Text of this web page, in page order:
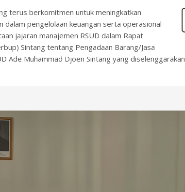
terus berkomitmen untuk meningkatkan
dalam pengelolaan keuangan serta operasional
jajaran manajemen RSUD dalam Rapat
Sintang tentang Pengadaan Barang/Jasa
Ade Muhammad Djoen Sintang yang diselenggarakan